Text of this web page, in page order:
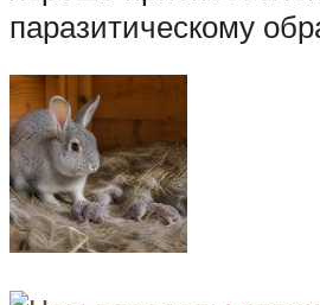
паразитическому